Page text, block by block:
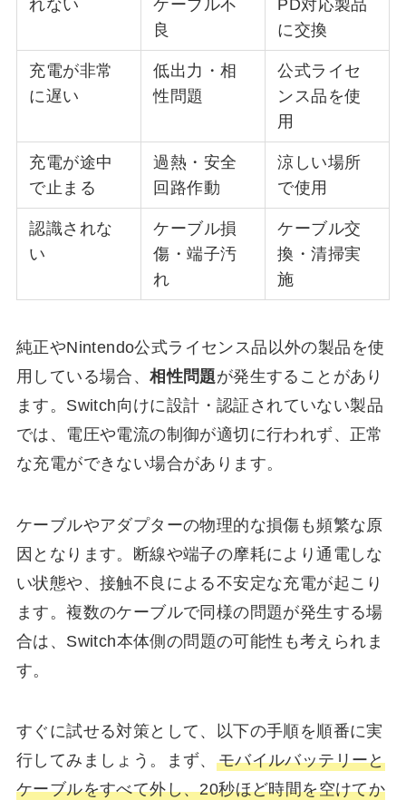
れない
ケーブル不
良
PD対応製品
に交換
充電が非常
に遅い
低出力・相
性問題
公式ライセ
ンス品を使
用
充電が途中
で止まる
過熱・安全
回路作動
涼しい場所
で使用
認識されな
い
ケーブル損
傷・端子汚
れ
ケーブル交
換・清掃実
施
純正やNintendo公式ライセンス品以外の製品を使
用している場合、相性問題が発生することがあり
ます。Switch向けに設計・認証されていない製品
では、電圧や電流の制御が適切に行われず、正常
な充電ができない場合があります。
ケーブルやアダプターの物理的な損傷も頻繁な原
因となります。断線や端子の摩耗により通電しな
い状態や、接触不良による不安定な充電が起こり
ます。複数のケーブルで同様の問題が発生する場
合は、Switch本体側の問題の可能性も考えられま
す。
すぐに試せる対策として、以下の手順を順番に実
行してみましょう。まず、 モバイルバッテリーと
ケーブルをすべて外し、20秒ほど時間を空けてか